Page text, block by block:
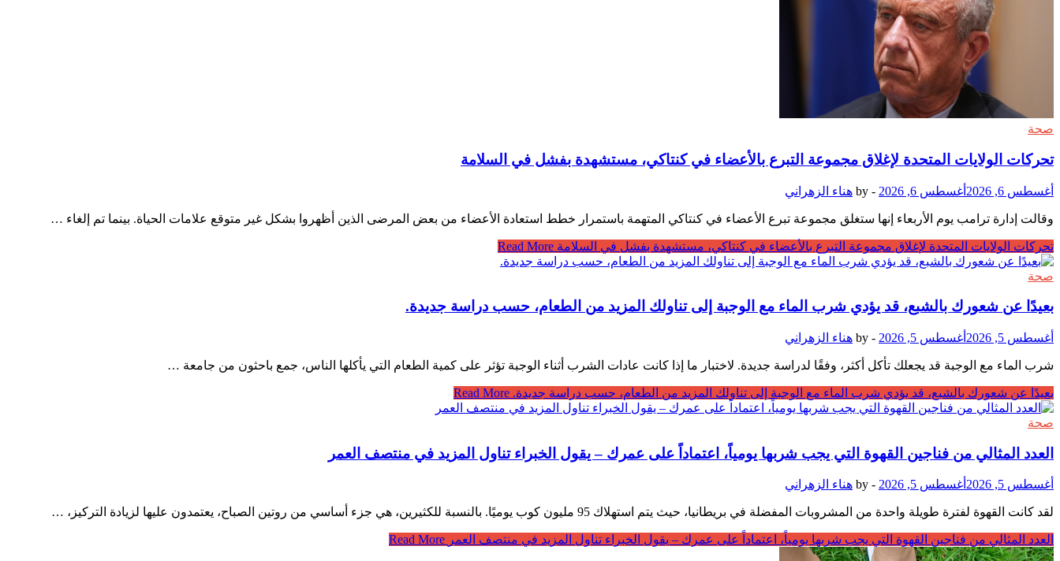
صحة
تحركات الولايات المتحدة لإغلاق مجموعة التبرع بالأعضاء في كنتاكي، مستشهدة بفشل في السلامة
أغسطس 6, 2026 أغسطس 6, 2026 -
by هناء الزهراني
وقالت إدارة ترامب يوم الأربعاء إنها ستغلق مجموعة تبرع الأعضاء في كنتاكي المتهمة باستمرار خطط استعادة الأعضاء من بعض المرضى الذين أظهروا بشكل غير متوقع علامات الحياة. بينما تم إلغاء …
تحركات الولايات المتحدة لإغلاق مجموعة التبرع بالأعضاء في كنتاكي، مستشهدة بفشل في السلامة
صحة
بعيدًا عن شعورك بالشبع، قد يؤدي شرب الماء مع الوجبة إلى تناولك المزيد من الطعام، حسب دراسة جديدة.
أغسطس 5, 2026 أغسطس 5, 2026 -
by هناء الزهراني
شرب الماء مع الوجبة قد يجعلك تأكل أكثر، وفقًا لدراسة جديدة. لاختبار ما إذا كانت عادات الشرب أثناء الوجبة تؤثر على كمية الطعام التي يأكلها الناس، جمع باحثون من جامعة …
بعيدًا عن شعورك بالشبع، قد يؤدي شرب الماء مع الوجبة إلى تناولك المزيد من الطعام، حسب دراسة جديدة.
صحة
العدد المثالي من فناجين القهوة التي يجب شربها يومياً، اعتماداً على عمرك – يقول الخبراء تناول المزيد في منتصف العمر
أغسطس 5, 2026 أغسطس 5, 2026 -
by هناء الزهراني
لقد كانت القهوة لفترة طويلة واحدة من المشروبات المفضلة في بريطانيا، حيث يتم استهلاك 95 مليون كوب يوميًا. بالنسبة للكثيرين، هي جزء أساسي من روتين الصباح، يعتمدون عليها لزيادة التركيز، …
العدد المثالي من فناجين القهوة التي يجب شربها يومياً، اعتماداً على عمرك – يقول الخبراء تناول المزيد في منتصف العمر